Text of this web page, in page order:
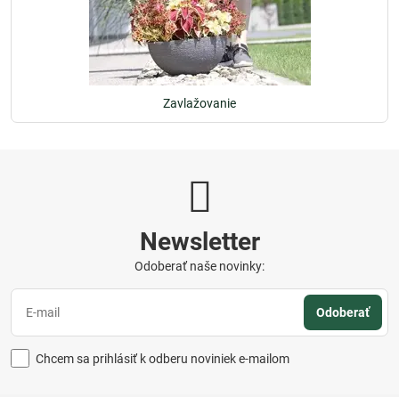
Zavlažovanie
Newsletter
Odoberať naše novinky:
Odoberať
Chcem sa prihlásiť k odberu noviniek e-mailom